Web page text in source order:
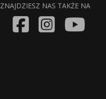
ZNAJDZIESZ NAS TAKŻE NA